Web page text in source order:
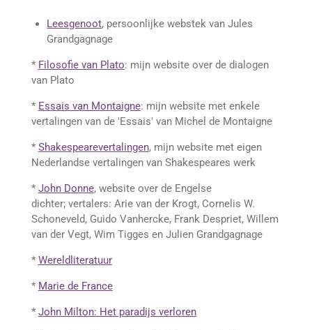
Leesgenoot, persoonlijke webstek van Jules
Grandgagnage
* Filosofie van Plato: mijn website over de dialogen
van Plato
* Essais van Montaigne: mijn website met enkele
vertalingen van de 'Essais' van Michel de Montaigne
* Shakespearevertalingen, mijn website met eigen
Nederlandse vertalingen van Shakespeares werk
* John Donne, website over de Engelse
dichter; vertalers: Arie van der Krogt, Cornelis W.
Schoneveld, Guido Vanhercke, Frank Despriet, Willem
van der Vegt, Wim Tigges en Julien Grandgagnage
* Wereldliteratuur
* Marie de France
* John Milton: Het paradijs verloren